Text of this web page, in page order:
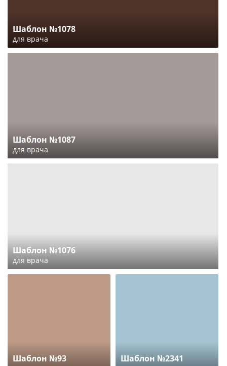
Шаблон №1078
для врача
Шаблон №1087
для врача
Шаблон №1076
для врача
Шаблон №93 Шаблон №2341